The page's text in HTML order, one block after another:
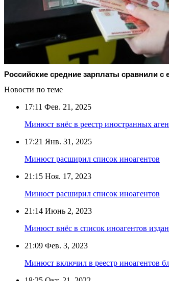
Российские средние зарплаты сравнили с
Новости по теме
17:11 Фев. 21, 2025
Минюст внёс в реестр иностранных
17:21 Янв. 31, 2025
Минюст расширил список иноагентов
21:15 Ноя. 17, 2023
Минюст расширил список иноагентов
21:14 Июнь 2, 2023
Минюст внёс в список иноагентов
21:09 Фев. 3, 2023
Минюст включил в реестр иноагентов